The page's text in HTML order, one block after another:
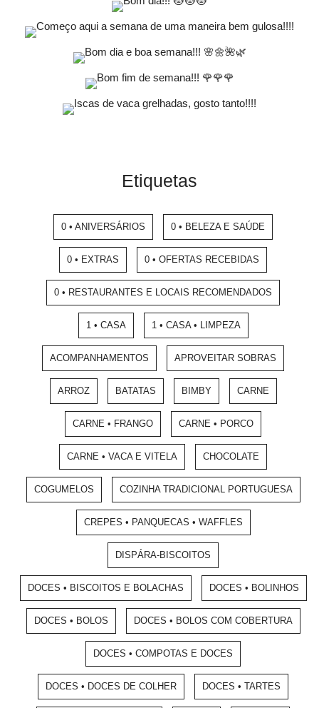
Etiquetas
0 • ANIVERSÁRIOS 0 • BELEZA E SAÚDE
0 • EXTRAS 0 • OFERTAS RECEBIDAS
0 • RESTAURANTES E LOCAIS RECOMENDADOS
1 • CASA 1 • CASA • LIMPEZA
ACOMPANHAMENTOS APROVEITAR SOBRAS
ARROZ BATATAS BIMBY CARNE
CARNE • FRANGO CARNE • PORCO
CARNE • VACA E VITELA CHOCOLATE
COGUMELOS COZINHA TRADICIONAL PORTUGUESA
CREPES • PANQUECAS • WAFFLES
DISPÁRA-BISCOITOS
DOCES • BISCOITOS E BOLACHAS DOCES • BOLINHOS
DOCES • BOLOS DOCES • BOLOS COM COBERTURA
DOCES • COMPOTAS E DOCES
DOCES • DOCES DE COLHER DOCES • TARTES